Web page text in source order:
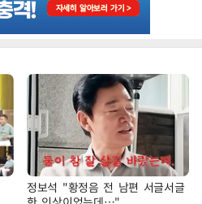
정보석 "황정음 전 남편 서글서글